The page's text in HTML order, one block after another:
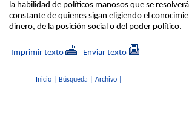
la habilidad de políticos mañosos que se
constante de quienes sigan eligiendo el
dinero, de la posición social o del poder político.
Imprimir texto Enviar texto
Inicio| Búsqueda Archivo|